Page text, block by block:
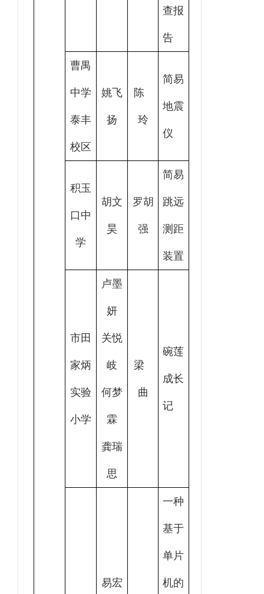
查报
告
曹禺
中学
泰丰
校区
姚飞
扬
陈
玲
简易
地震
仪
积玉
口中
学
胡文
昊
罗胡
强
简易
跳远
测距
装置
市田
家炳
实验
小学
卢墨
妍
关悦
岐
何梦
霖
龚瑞
思
梁
曲
碗莲
成长
记
易宏
一种
基于
单片
机的